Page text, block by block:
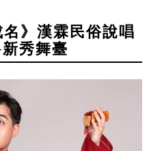
名》漢霖民俗說唱
秀舞臺